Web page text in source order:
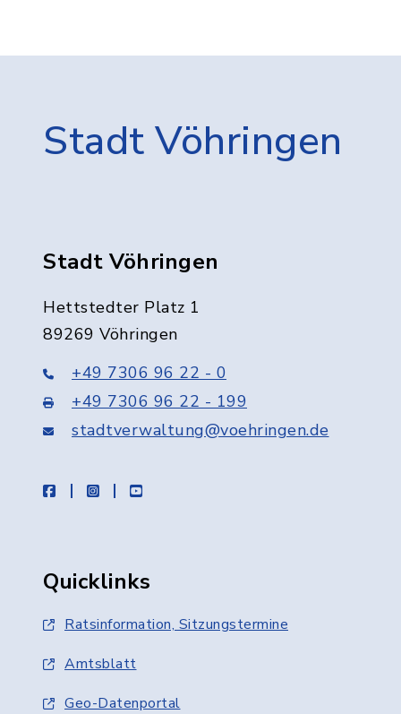
Stadt Vöhringen
Stadt Vöhringen
Hettstedter Platz 1
89269 Vöhringen
+49 7306 96 22 - 0
+49 7306 96 22 - 199
stadtverwaltung@voehringen.de
facebookinstagramyoutube
Quicklinks
Ratsinformation, Sitzungstermine
Amtsblatt
Geo-Datenportal